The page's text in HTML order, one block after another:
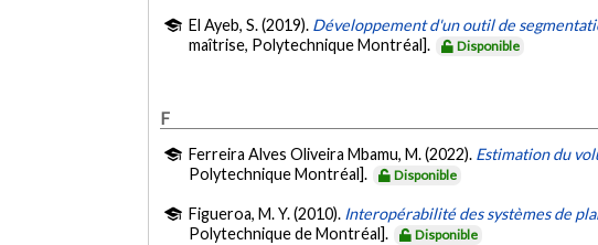
El Ayeb, S. (2019). Développement d'un outil de
maîtrise, Polytechnique Montréal].
Disponible
F
Ferreira Alves Oliveira Mbamu, M. (2022). Estimation du
Polytechnique Montréal].
Disponible
Figueroa, M. Y. (2010). Interopérabilité des systèmes de
Polytechnique de Montréal].
Disponible